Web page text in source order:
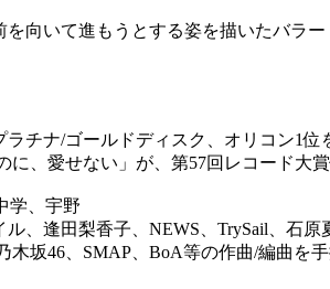
向いて進もうとする姿を描いたバラー
チナ/ゴールドディスク、オリコン1位
、愛せない」が、第57回レコード大賞
学、宇野
、逢田梨香子、NEWS、TrySail、石
木坂46、SMAP、BoA等の作曲/編曲を手